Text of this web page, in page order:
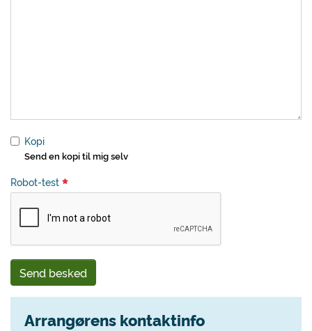
Kopi
Send en kopi til mig selv
Robot-test
Send besked
Arrangørens kontaktinfo